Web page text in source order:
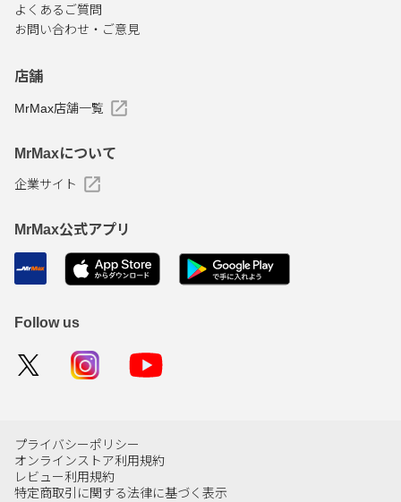
よくあるご質問
お問い合わせ・ご意見
店舗
MrMax店舗一覧
MrMaxについて
企業サイト
MrMax公式アプリ
Follow us
プライバシーポリシー
オンラインストア利用規約
レビュー利用規約
特定商取引に関する法律に基づく表示